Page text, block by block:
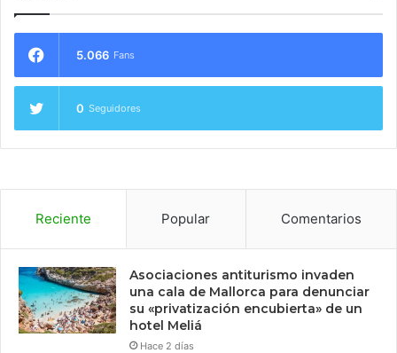
5.066 Fans
0 Seguidores
Reciente Popular Comentarios
Asociaciones antiturismo invaden
una cala de Mallorca para denunciar
su «privatización encubierta» de un
hotel Meliá
Hace 2 días